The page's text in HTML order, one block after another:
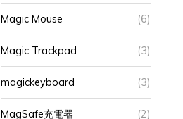
Magic Mouse (6)
Magic Trackpad (3)
magickeyboard (3)
MagSafe充電器 (2)